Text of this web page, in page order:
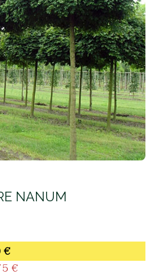
NANUM
€
€